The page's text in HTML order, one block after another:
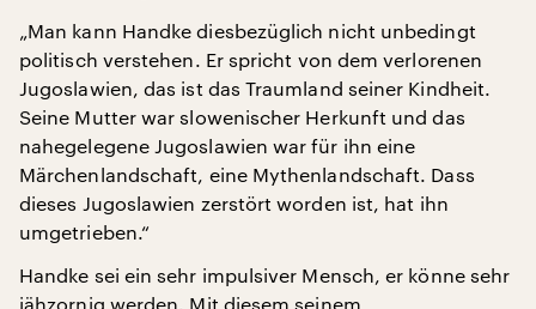
„Man kann Handke diesbezüglich nicht unbedingt
politisch verstehen. Er spricht von dem verlorenen
Jugoslawien, das ist das Traumland seiner Kindheit.
Seine Mutter war slowenischer Herkunft und das
nahegelegene Jugoslawien war für ihn eine
Märchenlandschaft, eine Mythenlandschaft. Dass
dieses Jugoslawien zerstört worden ist, hat ihn
umgetrieben.“
Handke sei ein sehr impulsiver Mensch, er könne sehr
jähzornig werden. Mit diesem seinem